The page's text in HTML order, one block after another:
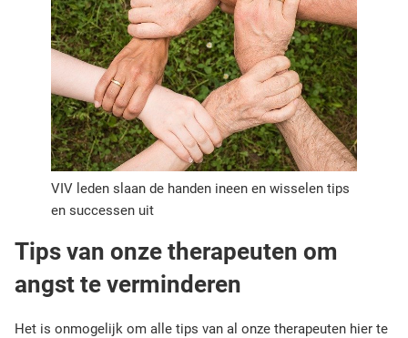
VIV leden slaan de handen ineen en wisselen tips
en successen uit
Tips van onze therapeuten om
angst te verminderen
Het is onmogelijk om alle tips van al onze therapeuten hier te